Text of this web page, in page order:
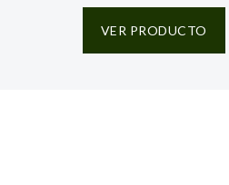
VER PRODUCTO